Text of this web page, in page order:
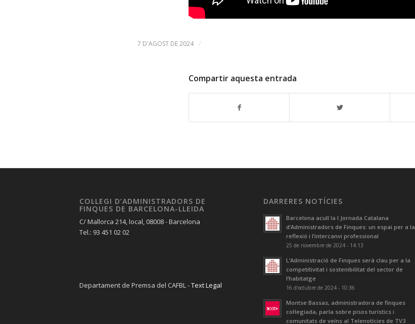
7 D'AGOST DE 2024 /
Compartir aquesta entrada
COL·LEGI D’ADMINISTRADORS DE
FINQUES DE BARCELONA-LLEIDA
C/ Mallorca 214, local, 08008 - Barcelona
Tel.: 93 451 02 02
Departament de Premsa del CAFBL -Text Legal
DARRERES NOTÍCIES
Barcelona acull la I Jornada Catalana
d’Administradors de Finques: un espai per a la
reflexió i l’intercanvi professional
25 de novembre de 2024 - 14:13
L’Administració de Finques serà clau per a la
competitivitat i sostenibilitat del sector de
l’habitatge
16 d'octubre de 2024 - 10:36
Montse Bassas, administradora de finques
col·legiada, parla sobre pisos turístics i
comunitats de veïns al Telenotícies de TV3